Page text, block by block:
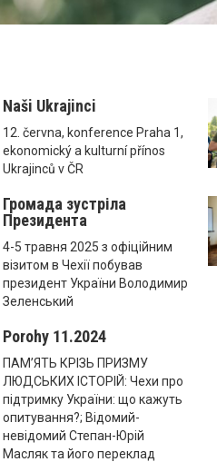
Naši Ukrajinci
12. června, konference Praha 1,
ekonomický a kulturní přínos
Ukrajinců v ČR
Громада зустріла
Президента
4-5 травня 2025 з офіційним
візитом в Чехії побував
президент України Володимир
Зеленський
Porohy 11.2024
ПАМ’ЯТЬ КРІЗЬ ПРИЗМУ
ЛЮДСЬКИХ ІСТОРІЙ: Чехи про
підтримку України: що кажуть
опитування?; Відомий-
невідомий Степан-Юрій
Масляк та його переклад